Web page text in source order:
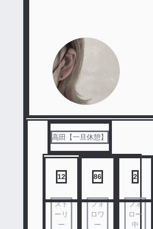
高田【一旦休憩】
12
スト
ーリ
ー
86
フォ
ロワ
ー
2
フォ
ロー
中